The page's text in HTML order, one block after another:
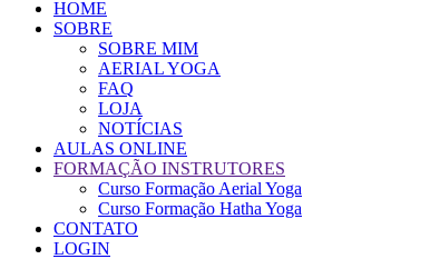
HOME
SOBRE
SOBRE MIM
AERIAL YOGA
FAQ
LOJA
NOTÍCIAS
AULAS ONLINE
FORMAÇÃO INSTRUTORES
Curso Formação Aerial Yoga
Curso Formação Hatha Yoga
CONTATO
LOGIN